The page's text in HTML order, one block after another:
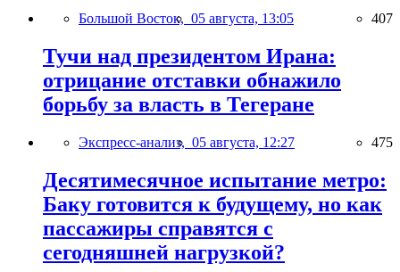
Большой Восток, 05 августа, 13:05 407
Тучи над президентом Ирана:
отрицание отставки обнажило
борьбу за власть в Тегеране
Экспресс-анализ, 05 августа, 12:27 475
Десятимесячное испытание метро:
Баку готовится к будущему, но как
пассажиры справятся с
сегодняшней нагрузкой?